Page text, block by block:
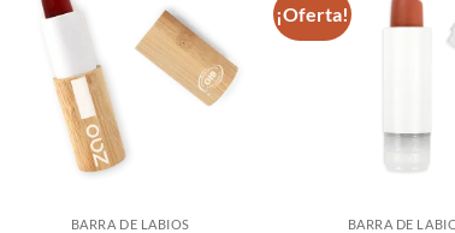
a la
lista de
deseos
BARRA DE LABIOS
¡Oferta!
BARRA DE